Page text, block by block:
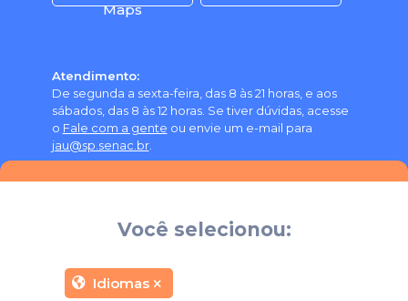
Maps
Atendimento:
De segunda a sexta-feira, das 8 às 21 horas, e aos
sábados, das 8 às 12 horas. Se tiver dúvidas, acesse
o Fale com a gente ou envie um e-mail para
jau@sp.senac.br.
Você selecionou:
Idiomas